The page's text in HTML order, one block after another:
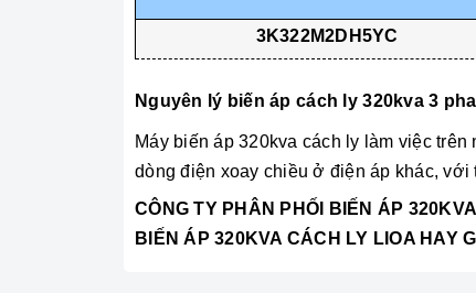
3K322M2DH5YC
Nguyên lý biến áp cách ly 320kva 3 pha
Máy biến áp 320kva cách ly làm việc
dòng điện xoay chiều ở điện áp khác,
CÔNG TY PHÂN PHỐI
BIẾN ÁP
BIẾN ÁP 320KVA CÁCH LY LIOA HAY